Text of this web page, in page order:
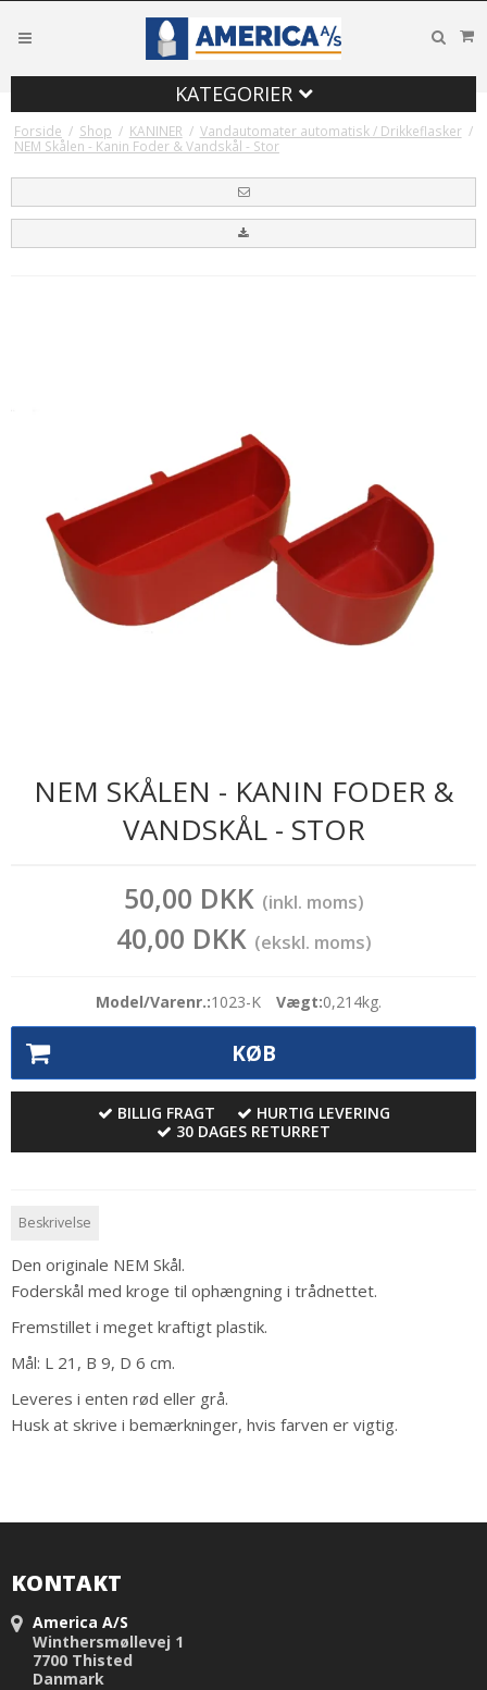
KATEGORIER
Forside / Shop / KANINER / Vandautomater automatisk / Drikkeflasker /
NEM Skålen - Kanin Foder & Vandskål - Stor
NEM SKÅLEN - KANIN FODER &
VANDSKÅL - STOR
50,00 DKK (inkl. moms)
40,00 DKK (ekskl. moms)
Model/Varenr.:1023-K Vægt:0,214kg.
KØB
BILLIG FRAGT
HURTIG LEVERING
30 DAGES RETURRET
Beskrivelse
Den originale NEM Skål.
Foderskål med kroge til ophængning i trådnettet.
Fremstillet i meget kraftigt plastik.
Mål: L 21, B 9, D 6 cm.
Leveres i enten rød eller grå.
Husk at skrive i bemærkninger, hvis farven er vigtig.
KONTAKT
America A/S
Winthersmøllevej 1
7700 Thisted
Danmark